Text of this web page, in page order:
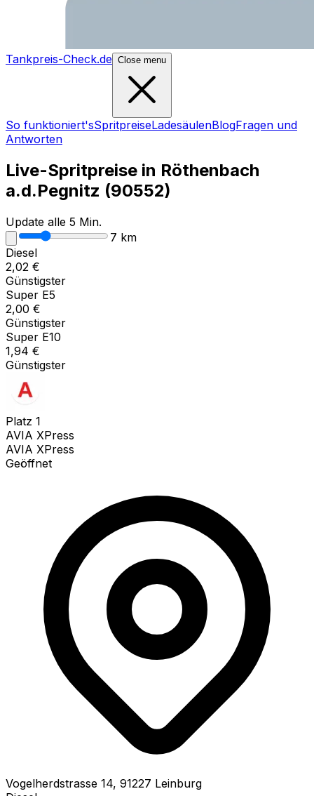
Tankpreis-Check.de Close menu
So funktioniert'sSpritpreiseLadesäulenBlogFragen und
Antworten
Live-Spritpreise in Röthenbach
a.d.Pegnitz (90552)
Update alle 5 Min.
7 km
Diesel
2,02 €
Günstigster
Super E5
2,00 €
Günstigster
Super E10
1,94 €
Günstigster
Platz 1
AVIA XPress
AVIA XPress
Geöffnet
Vogelherdstrasse 14, 91227 Leinburg